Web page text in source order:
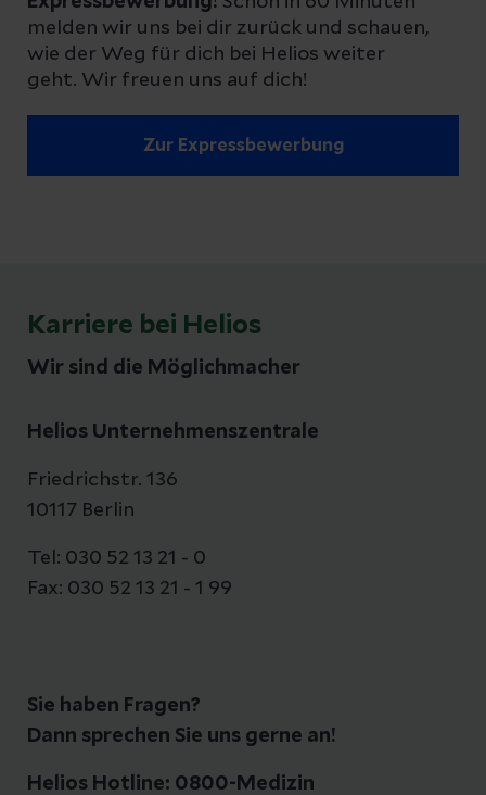
melden wir uns bei dir zurück und schauen,
wie der Weg für dich bei Helios weiter
geht. Wir freuen uns auf dich!
Zur Expressbewerbung
Karriere bei Helios
Wir sind die Möglichmacher
Helios Unternehmenszentrale
Friedrichstr. 136
10117 Berlin
Tel: 030 52 13 21 - 0
Fax: 030 52 13 21 - 1 99
Sie haben Fragen?
Dann sprechen Sie uns gerne an!
Helios Hotline: 0800-Medizin